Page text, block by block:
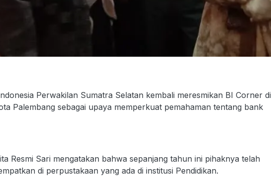
Perwakilan Sumatra Selatan kembali meresmikan BI Corner di
Palembang sebagai upaya memperkuat pemahaman tentang bank
Resmi Sari mengatakan bahwa sepanjang tahun ini pihaknya telah
di perpustakaan yang ada di institusi Pendidikan.